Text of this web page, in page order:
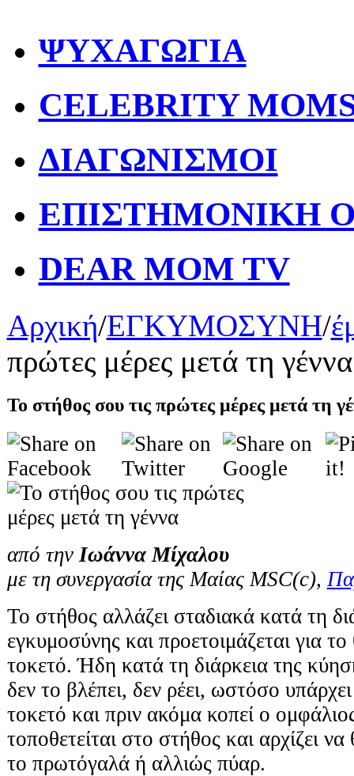
ΨΥΧΑΓΩΓΙΑ
CELEBRITY
ΔΙΑΓΩΝΙΣΜΟΙ
ΕΠΙΣΤΗΜΟΝΙΚΗ
DEAR MOM TV
Αρχική/ΕΓΚΥΜΟΣΥΝΗ/
πρώτες μέρες μετά τη γέννα
Το στήθος σου τις πρώτες μέρες μετά τη
από την Ιωάννα Μίχαλου
με τη συνεργασία της Μαίας MSC(c),
Το στήθος αλλάζει σταδιακά κατά τη
εγκυμοσύνης και προετοιμάζεται για
τοκετό. Ήδη κατά τη διάρκεια της
δεν το βλέπει, δεν ρέει, ωστόσο
τοκετό και πριν ακόμα κοπεί ο
τοποθετείται στο στήθος και αρχίζει
το πρωτόγαλά ή αλλιώς πύαρ.